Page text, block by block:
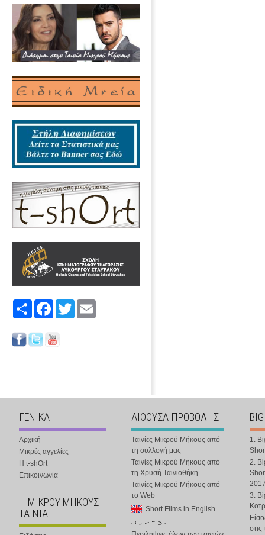
Share FacebookTwitter
ΓΕΝΙΚΑ
Αρχική
Μικρές αγγελίες
Η t-shOrt
Επικοινωνία
Η ΜΙΚΡΟΥ ΜΗΚΟΥΣ
ΤΑΙΝΙΑ
ΑΙΘΟΥΣΑ ΠΡΟΒΟΛΗΣ
Ταινίες Μικρού Μήκους από
τη συλλογή μας
Ταινίες Μικρού Μήκους από
τη Χρυσή Ταινιοθήκη
Ταινίες Μικρού Μήκους από
το Web
Short Films in English
1.
2.
3.
στις